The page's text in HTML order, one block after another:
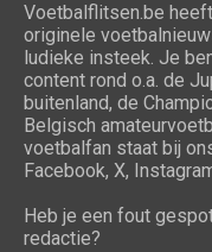
Voetbalflitsen.be
originele
ludieke insteek. Je
content rond o.a. de
buitenland, de
Belgisch
voetbalfan staat bij
Facebook, X,
Heb je een fout
redactie?